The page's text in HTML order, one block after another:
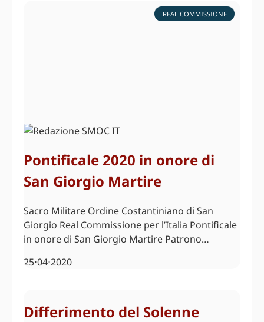
REAL COMMISSIONE
Pontificale 2020 in onore di
San Giorgio Martire
Sacro Militare Ordine Costantiniano di San
Giorgio Real Commissione per l’Italia Pontificale
in onore di San Giorgio Martire Patrono…
25⋅04⋅2020
Differimento del Solenne